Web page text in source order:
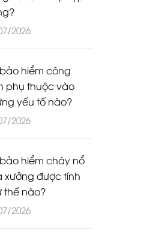
2026
hiểm công
phụ thuộc vào
yếu tố nào?
2026
hiểm cháy nổ
xưởng được tính
thế nào?
2026